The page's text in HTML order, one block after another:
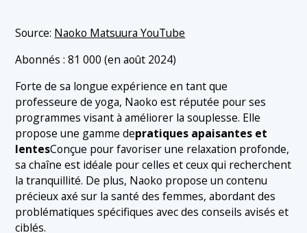
Source: Naoko Matsuura YouTube
Abonnés : 81 000 (en août 2024)
Forte de sa longue expérience en tant que
professeure de yoga, Naoko est réputée pour ses
programmes visant à améliorer la souplesse. Elle
propose une gamme depratiques apaisantes et
lentesConçue pour favoriser une relaxation profonde,
sa chaîne est idéale pour celles et ceux qui recherchent
la tranquillité. De plus, Naoko propose un contenu
précieux axé sur la santé des femmes, abordant des
problématiques spécifiques avec des conseils avisés et
ciblés.